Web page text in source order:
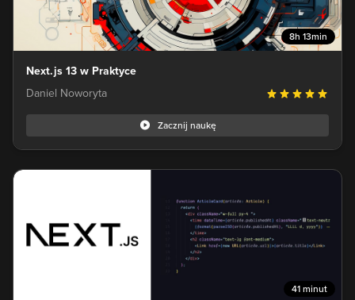
8h 13min
Next.js 13 w Praktyce
Daniel Noworyta
Zacznij naukę
41 minut